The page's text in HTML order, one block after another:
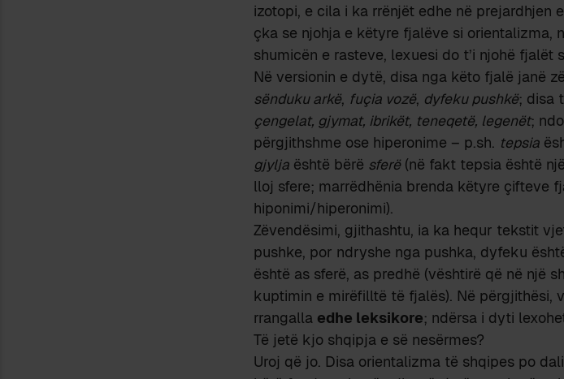
izotopi, e cila i ka rrënjët edhe në prejardhjen
çka se njohja e këtyre fjalëve si orientalizma,
shumicën e rasteve, lexuesi do t’i njohë fjalët
Në versionin e dytë, disa nga këto fjalë janë
sënduku arkë, fuçia vozë, dyfeku pushkë; disa
çengelat, gjymat, ibrikët, teneqetë, legenët;
përgjithshme ose hiperonime – p.sh. tepsia
gjylja është bërë sferë (në fakt tepsia është
lloj sfere; marrëdhënia brenda këtyre çifteve
hiponimi/hiperonimi).
Zëvendësimi, gjithashtu, ia ka hequr tekstit
pushke, por ndryshe nga pushka, dyfeku
është as sferë, as predhë (vështirë që në një
kuptimin e mirëfilltë të fjalës). Në përgjithësi,
rrangalla edhe leksikore; ndërsa i dyti
Të jetë kjo shqipja e së nesërmes?
Uroj që jo. Disa orientalizma të shqipes po